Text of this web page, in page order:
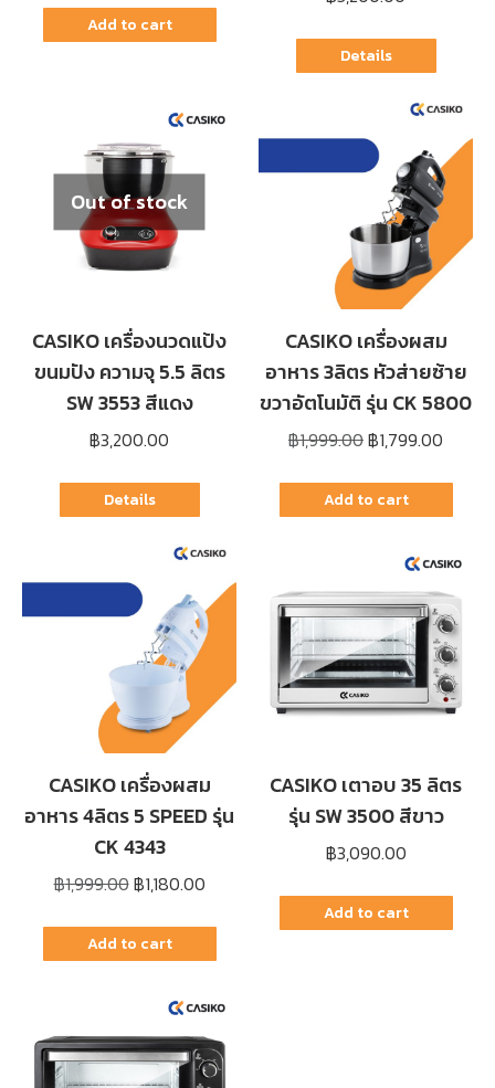
Add to cart
Details
Out of stock
CASIKO เครื่องนวดแป้ง
ขนมปัง ความจุ 5.5 ลิตร
SW 3553 สีแดง
฿3,200.00
Details
CASIKO เครื่องผสม
อาหาร 3ลิตร หัวส่ายซ้าย
ขวาอัตโนมัติ รุ่น CK 5800
฿1,999.00Original
was:
฿1,799.00
Add to cart
CASIKO เครื่องผสม
อาหาร 4ลิตร 5 SPEED รุ่น
CK 4343
฿1,999.00Original
was:
฿1,180.00Current
Add to cart
CASIKO เตาอบ 35 ลิตร
รุ่น SW 3500 สีขาว
฿3,090.00
Add to cart